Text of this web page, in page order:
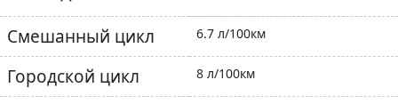
Смешанный цикл 6.7 л/100км
Городской цикл 8 л/100км